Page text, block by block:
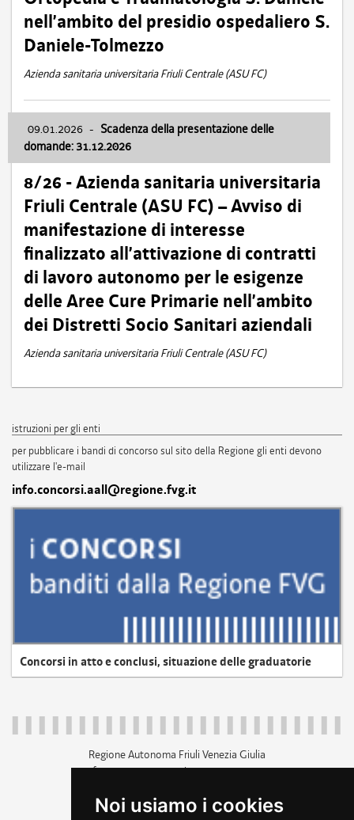
Noi usiamo i cookies
nell’ambito del presidio ospedaliero S.
Daniele-Tolmezzo
Azienda sanitaria universitaria Friuli Centrale (ASU FC)
09.01.2026 - Scadenza della presentazione delle
domande: 31.12.2026
8/26 - Azienda sanitaria universitaria
Friuli Centrale (ASU FC) – Avviso di
manifestazione di interesse
finalizzato all’attivazione di contratti
di lavoro autonomo per le esigenze
delle Aree Cure Primarie nell’ambito
dei Distretti Socio Sanitari aziendali
Azienda sanitaria universitaria Friuli Centrale (ASU FC)
istruzioni per gli enti
per pubblicare i bandi di concorso sul sito della Regione gli enti devono
utilizzare l'e-mail
info.concorsi.aall@regione.fvg.it
Concorsi in atto e conclusi, situazione delle graduatorie
Regione Autonoma Friuli Venezia Giulia
c.f. 80014930327; p.iva 00526040324
+39 040 3771111